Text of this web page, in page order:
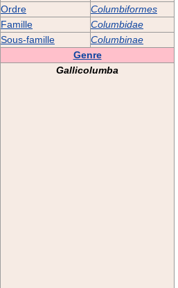
Ordre
Columbiformes
Famille
Columbidae
Sous-famille
Columbinae
Genre
Gallicolumba